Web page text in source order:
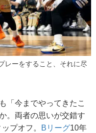
レーをすること、それに尽
「今までやってきたこ
。両者の思いが交錯す
プオフ。
Bリーグ10年